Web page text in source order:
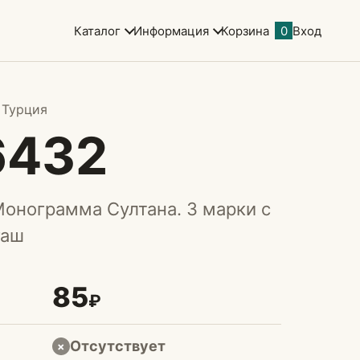
Каталог Информация Корзина 0 Вход
Султана. 3 марки с
85₽
× Отсутствует